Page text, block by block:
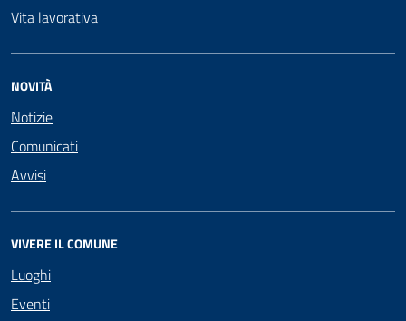
Vita lavorativa
NOVITÀ
Notizie
Comunicati
Avvisi
VIVERE IL COMUNE
Luoghi
Eventi